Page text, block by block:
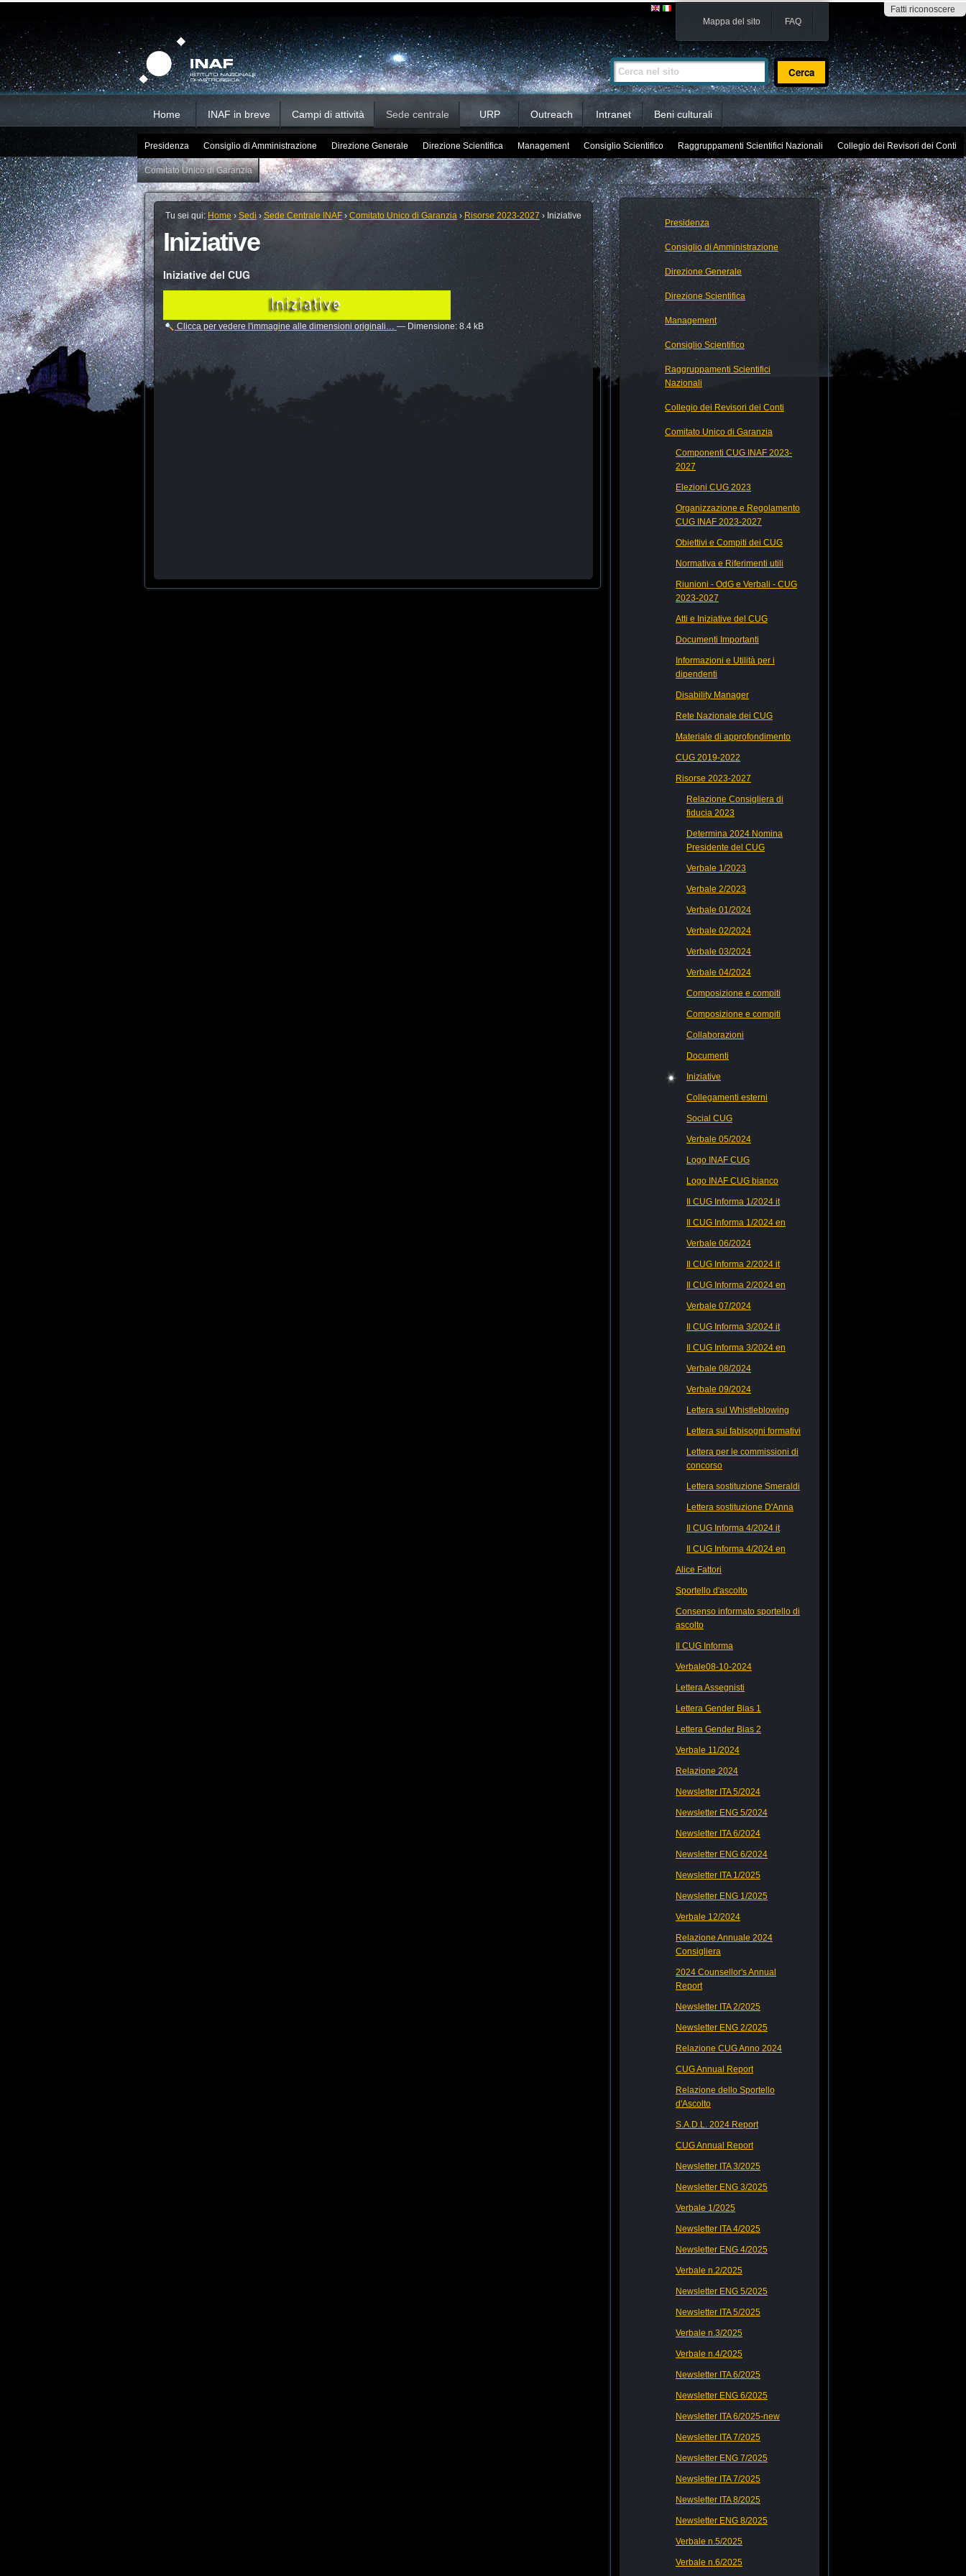
Fatti riconoscere
contenuti.
Salta
alla
navigazione
Mappa del sito FAQ
Cerca nel sito
Ricerca
avanzata…
Home INAF in breve Campi di attività Sede centrale URP Outreach Intranet Beni culturali
Presidenza Consiglio di Amministrazione Direzione Generale Direzione Scientifica Management Consiglio Scientifico Raggruppamenti Scientifici Nazionali Collegio dei Revisori dei Conti
Comitato Unico di Garanzia
Tu sei qui: Home › Sedi › Sede Centrale INAF › Comitato Unico di Garanzia › Risorse 2023-2027 › Iniziative
Iniziative
Iniziative del CUG
Clicca per vedere l'immagine alle dimensioni originali… — Dimensione: 8.4 kB
Presidenza
Consiglio di Amministrazione
Direzione Generale
Direzione Scientifica
Management
Consiglio Scientifico
Raggruppamenti Scientifici
Nazionali
Collegio dei Revisori dei Conti
Comitato Unico di Garanzia
Componenti CUG INAF 2023-
2027
Elezioni CUG 2023
Organizzazione e Regolamento
CUG INAF 2023-2027
Obiettivi e Compiti dei CUG
Normativa e Riferimenti utili
Riunioni - OdG e Verbali - CUG
2023-2027
Atti e Iniziative del CUG
Documenti Importanti
Informazioni e Utilità per i
dipendenti
Disability Manager
Rete Nazionale dei CUG
Materiale di approfondimento
CUG 2019-2022
Risorse 2023-2027
Relazione Consigliera di
fiducia 2023
Determina 2024 Nomina
Presidente del CUG
Verbale 1/2023
Verbale 2/2023
Verbale 01/2024
Verbale 02/2024
Verbale 03/2024
Verbale 04/2024
Composizione e compiti
Composizione e compiti
Collaborazioni
Documenti
Iniziative
Collegamenti esterni
Social CUG
Verbale 05/2024
Logo INAF CUG
Logo INAF CUG bianco
Il CUG Informa 1/2024 it
Il CUG Informa 1/2024 en
Verbale 06/2024
Il CUG Informa 2/2024 it
Il CUG Informa 2/2024 en
Verbale 07/2024
Il CUG Informa 3/2024 it
Il CUG Informa 3/2024 en
Verbale 08/2024
Verbale 09/2024
Lettera sul Whistleblowing
Lettera sui fabisogni formativi
Lettera per le commissioni di
concorso
Lettera sostituzione Smeraldi
Lettera sostituzione D'Anna
Il CUG Informa 4/2024 it
Il CUG Informa 4/2024 en
Alice Fattori
Sportello d'ascolto
Consenso informato sportello di
ascolto
Il CUG Informa
Verbale08-10-2024
Lettera Assegnisti
Lettera Gender Bias 1
Lettera Gender Bias 2
Verbale 11/2024
Relazione 2024
Newsletter ITA 5/2024
Newsletter ENG 5/2024
Newsletter ITA 6/2024
Newsletter ENG 6/2024
Newsletter ITA 1/2025
Newsletter ENG 1/2025
Verbale 12/2024
Relazione Annuale 2024
Consigliera
2024 Counsellor's Annual
Report
Newsletter ITA 2/2025
Newsletter ENG 2/2025
Relazione CUG Anno 2024
CUG Annual Report
Relazione dello Sportello
d'Ascolto
S.A.D.L. 2024 Report
CUG Annual Report
Newsletter ITA 3/2025
Newsletter ENG 3/2025
Verbale 1/2025
Newsletter ITA 4/2025
Newsletter ENG 4/2025
Verbale n.2/2025
Newsletter ENG 5/2025
Newsletter ITA 5/2025
Verbale n.3/2025
Verbale n.4/2025
Newsletter ITA 6/2025
Newsletter ENG 6/2025
Newsletter ITA 6/2025-new
Newsletter ITA 7/2025
Newsletter ENG 7/2025
Newsletter ITA 7/2025
Newsletter ITA 8/2025
Newsletter ENG 8/2025
Verbale n.5/2025
Verbale n.6/2025